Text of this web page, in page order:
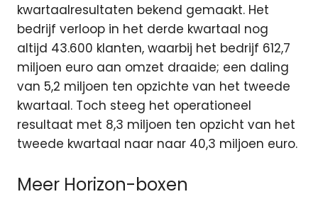
kwartaalresultaten bekend gemaakt. Het
bedrijf verloop in het derde kwartaal nog
altijd 43.600 klanten, waarbij het bedrijf 612,7
miljoen euro aan omzet draaide; een daling
van 5,2 miljoen ten opzichte van het tweede
kwartaal. Toch steeg het operationeel
resultaat met 8,3 miljoen ten opzicht van het
tweede kwartaal naar naar 40,3 miljoen euro.
Meer Horizon-boxen